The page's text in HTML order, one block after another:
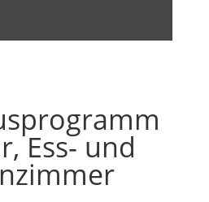
Ess- und